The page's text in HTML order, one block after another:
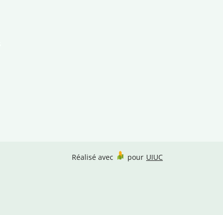
Réalisé avec pour UIUC